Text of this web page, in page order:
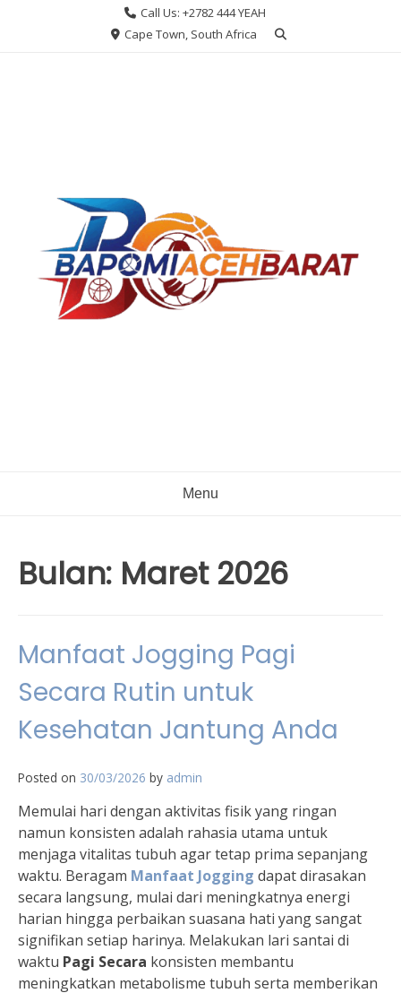
Call Us: +2782 444 YEAH
Cape Town, South Africa
Menu
Bulan: Maret 2026
Manfaat Jogging Pagi
Secara Rutin untuk
Kesehatan Jantung Anda
Posted on 30/03/2026 by admin
Memulai hari dengan aktivitas fisik yang ringan
namun konsisten adalah rahasia utama untuk
menjaga vitalitas tubuh agar tetap prima sepanjang
waktu. Beragam Manfaat Jogging dapat dirasakan
secara langsung, mulai dari meningkatnya energi
harian hingga perbaikan suasana hati yang sangat
signifikan setiap harinya. Melakukan lari santai di
waktu Pagi Secara konsisten membantu
meningkatkan metabolisme tubuh serta memberikan